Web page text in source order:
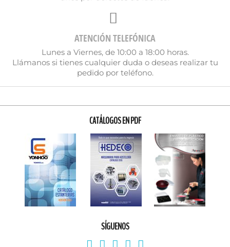
ATENCIÓN TELEFÓNICA
Lunes a Viernes, de 10:00 a 18:00 horas.
Llámanos si tienes cualquier duda o deseas realizar tu
pedido por teléfono.
CATÁLOGOS EN PDF
SÍGUENOS